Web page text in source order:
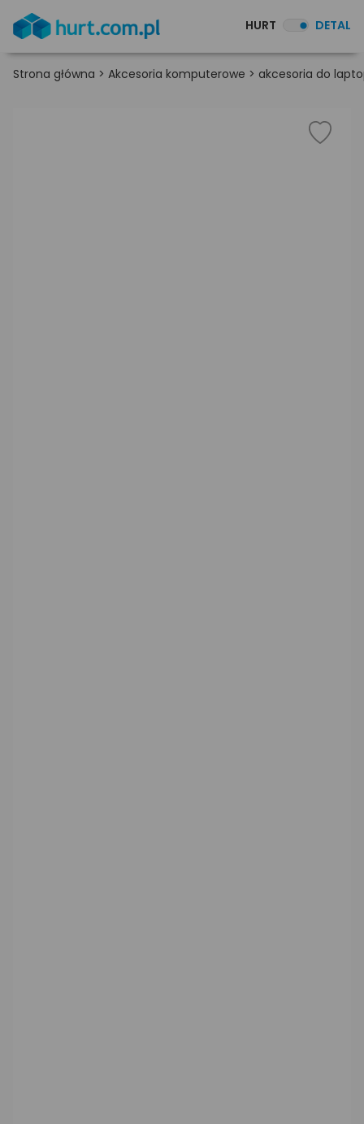
HURT DETAL
Strona główna > Akcesoria komputerowe > akcesoria do